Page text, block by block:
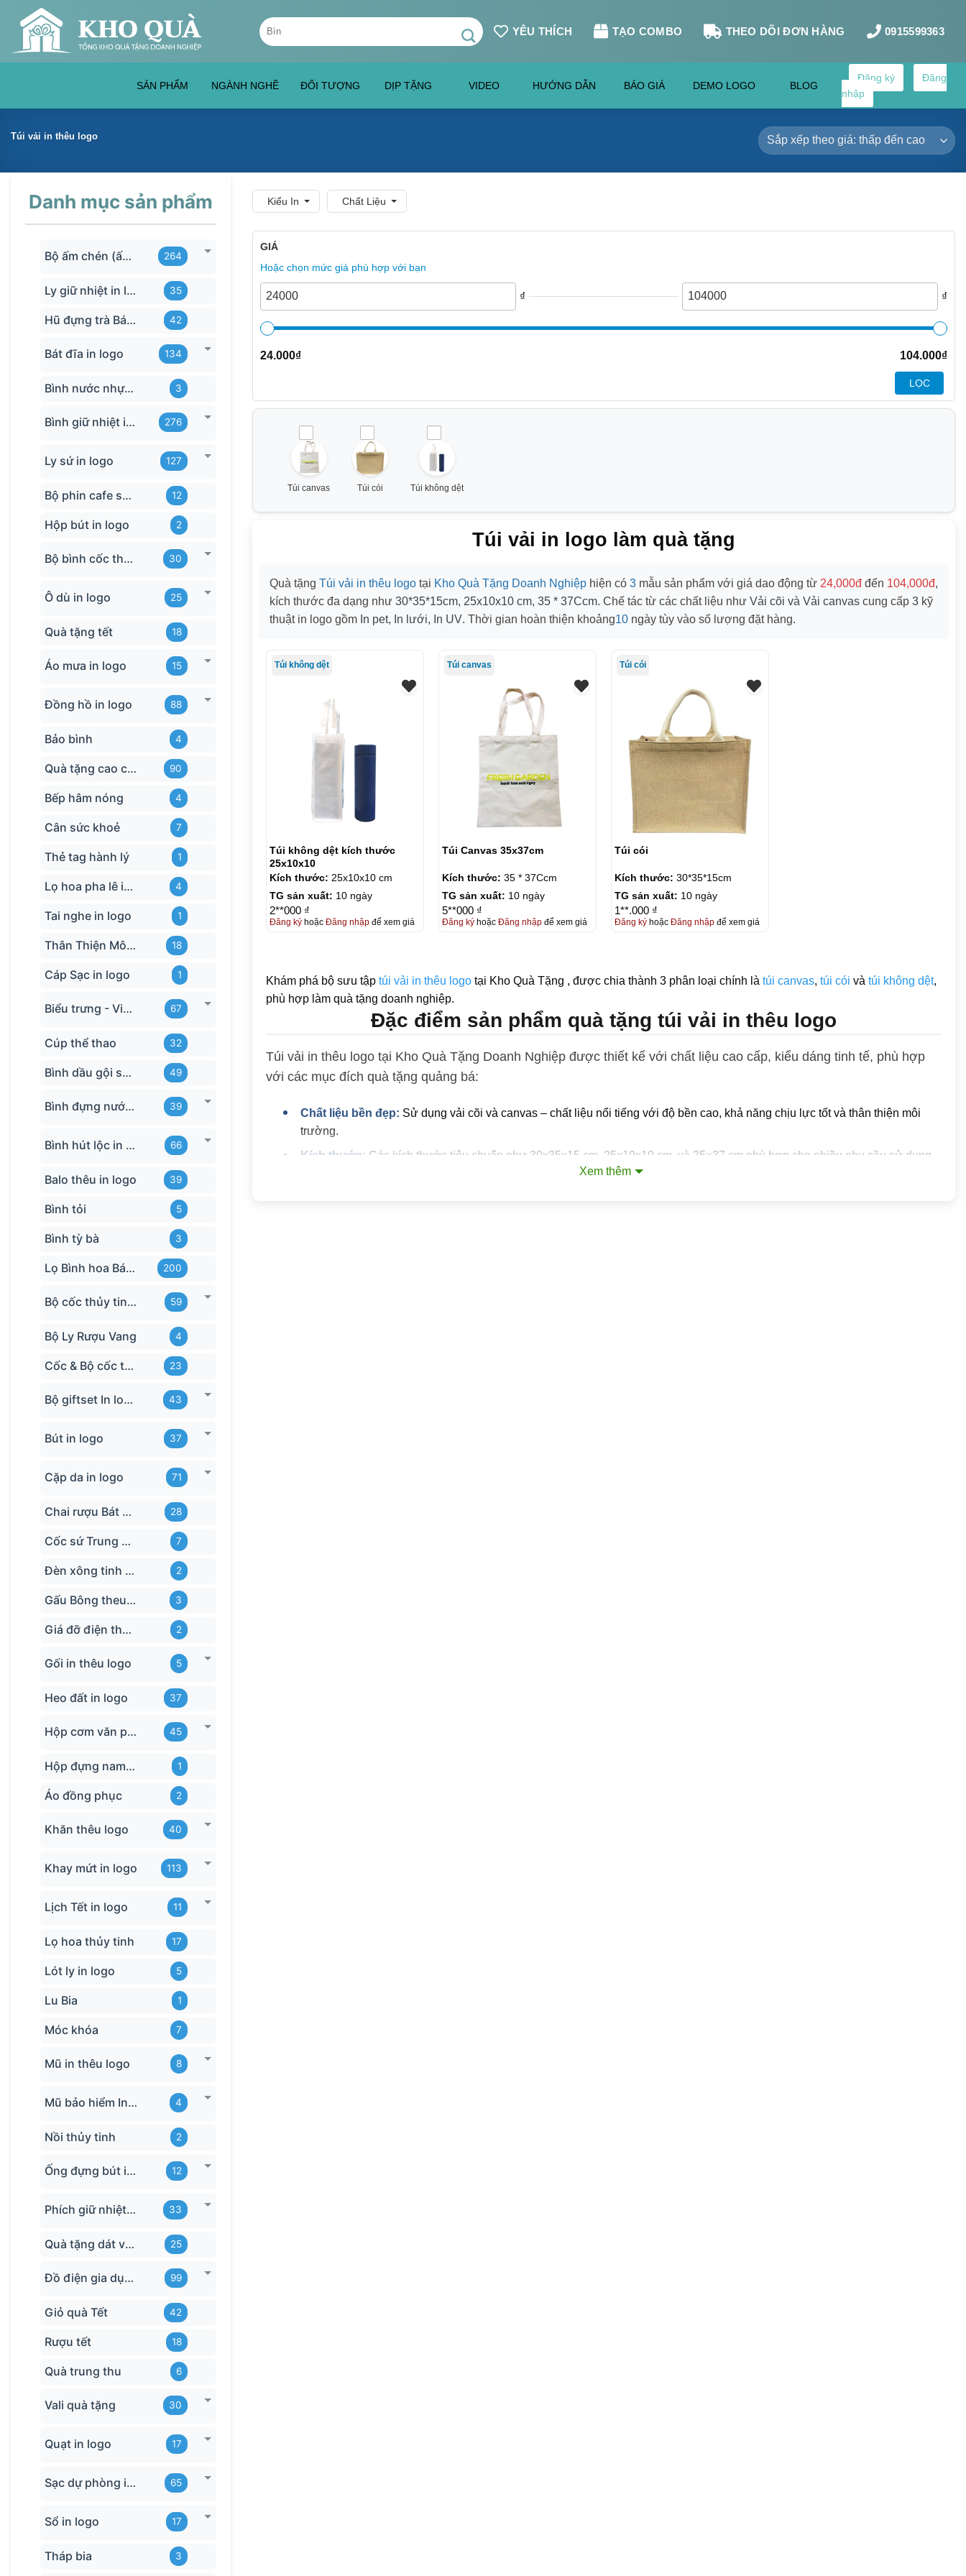
content
Tìm
kiếm:
YÊU THÍCH TẠO COMBO THEO DÕI ĐƠN HÀNG 0915599363
SẢN PHẨM NGÀNH NGHỀ ĐỐI TƯỢNG DỊP TẶNG VIDEO HƯỚNG DẪN BÁO GIÁ DEMO LOGO BLOG
Đăng ký
Đăng
nhập
Túi vải in thêu logo
Danh mục sản phẩm
Bộ ấm chén (ấm trà) in logo 264
Ly giữ nhiệt in logo 35
Hũ đựng trà Bát Tràng 42
Bát đĩa in logo 134
Bình nước nhựa TQ 3
Bình giữ nhiệt in logo 276
Ly sứ in logo 127
Bộ phin cafe sứ Bát Tràng 12
Hộp bút in logo 2
Bộ bình cốc thủy tinh 30
Ô dù in logo 25
Quà tặng tết 18
Áo mưa in logo 15
Đồng hồ in logo 88
Bảo bình 4
Quà tặng cao cấp 90
Bếp hâm nóng 4
Cân sức khoẻ 7
Thẻ tag hành lý 1
Lọ hoa pha lê in logo 4
Tai nghe in logo 1
Thân Thiện Môi trường 18
Cáp Sạc in logo 1
Biểu trưng - Vinh danh in logo 67
Cúp thể thao 32
Bình dầu gội sữa tắm 49
Bình đựng nước in logo 39
Bình hút lộc in logo 66
Balo thêu in logo 39
Bình tỏi 5
Bình tỳ bà 3
Lọ Bình hoa Bát Tràng in logo 200
Bộ cốc thủy tinh hãng 59
Bộ Ly Rượu Vang 4
Cốc & Bộ cốc thủy tinh TQ 23
Bộ giftset In logo 43
Bút in logo 37
Cặp da in logo 71
Chai rượu Bát Tràng 28
Cốc sứ Trung Quốc 7
Đèn xông tinh dầu 2
Gấu Bông theu-logo 3
Giá đỡ điện thoại 2
Gối in thêu logo 5
Heo đất in logo 37
Hộp cơm văn phòng 45
Hộp đựng name card 1
Áo đồng phục 2
Khăn thêu logo 40
Khay mứt in logo 113
Lịch Tết in logo 11
Lọ hoa thủy tinh 17
Lót ly in logo 5
Lu Bia 1
Móc khóa 7
Mũ in thêu logo 8
Mũ bảo hiểm In logo 4
Nồi thủy tinh 2
Ống đựng bút in logo 12
Phích giữ nhiệt quà tặng 33
Quà tặng dát vàng 25
Đồ điện gia dụng in logo 99
Giỏ quà Tết 42
Rượu tết 18
Quà trung thu 6
Vali quà tặng 30
Quạt in logo 17
Sạc dự phòng in logo 65
Sổ in logo 17
Tháp bia 3
Kiểu In Chất Liệu
GIÁ
Hoặc chọn mức giá phù hợp với bạn
₫ ₫
24.000₫ 104.000₫
LỌC
Túi canvas Túi cói Túi không dệt
Túi vải in logo làm quà tặng
Quà tặng Túi vải in thêu logo tại Kho Quà Tặng Doanh Nghiệp hiện có 3 mẫu sản phẩm với giá dao động từ 24,000đ đến 104,000đ,
kích thước đa dạng như 30*35*15cm, 25x10x10 cm, 35 * 37Ccm. Chế tác từ các chất liệu như Vải cõi và Vải canvas cung cấp 3 kỹ
thuật in logo gồm In pet, In lưới, In UV. Thời gian hoàn thiện khoảng10 ngày tùy vào số lượng đặt hàng.
Túi không dệt
Túi không dệt kích thước
25x10x10
Kích thước: 25x10x10 cm
TG sản xuất: 10 ngày
2**000 ₫
Đăng kýhoặc Đăng nhậpđể xem giá
Túi canvas
Túi Canvas 35x37cm
Kích thước: 35 * 37Ccm
TG sản xuất: 10 ngày
5**000 ₫
Đăng kýhoặc Đăng nhậpđể xem giá
Túi cói
Túi cói
Kích thước: 30*35*15cm
TG sản xuất: 10 ngày
1**.000 ₫
Đăng kýhoặc Đăng nhậpđể xem giá
Khám phá bộ sưu tập túi vải in thêu logo tại Kho Quà Tặng , được chia thành 3 phân loại chính là túi canvas, túi cói và túi không dệt,
phù hợp làm quà tặng doanh nghiệp.
Đặc điểm sản phẩm quà tặng túi vải in thêu logo
Túi vải in thêu logo tại Kho Quà Tặng Doanh Nghiệp được thiết kế với chất liệu cao cấp, kiểu dáng tinh tế, phù hợp
với các mục đích quà tặng quảng bá:
Chất liệu bền đẹp: Sử dụng vải cõi và canvas – chất liệu nổi tiếng với độ bền cao, khả năng chịu lực tốt và thân thiện môi
trường.
Kích thước: Các kích thước tiêu chuẩn như 30x35x15 cm, 25x10x10 cm, và 35×37 cm phù hợp cho nhiều nhu cầu sử dụng.
Xem thêm